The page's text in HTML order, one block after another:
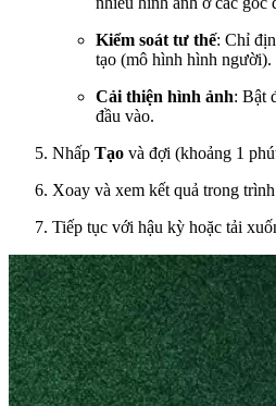
Kiểm soát tư thế: Chỉ
tạo (mô hình hình người).
Cải thiện hình ảnh: Bật
đầu vào.
Nhấp Tạo và đợi (khoảng 1
Xoay và xem kết quả trong
Tiếp tục với hậu kỳ hoặc tải